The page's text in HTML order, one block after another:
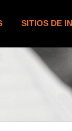
SITIOS DE